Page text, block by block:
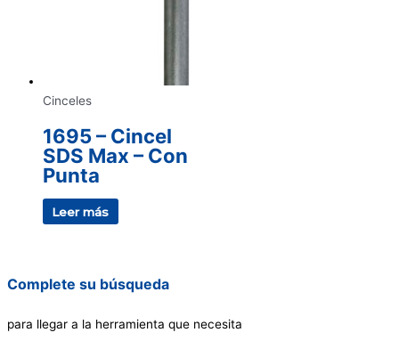
Cinceles
1695 – Cincel
SDS Max – Con
Punta
Leer más
Complete su búsqueda
para llegar a la herramienta que necesita